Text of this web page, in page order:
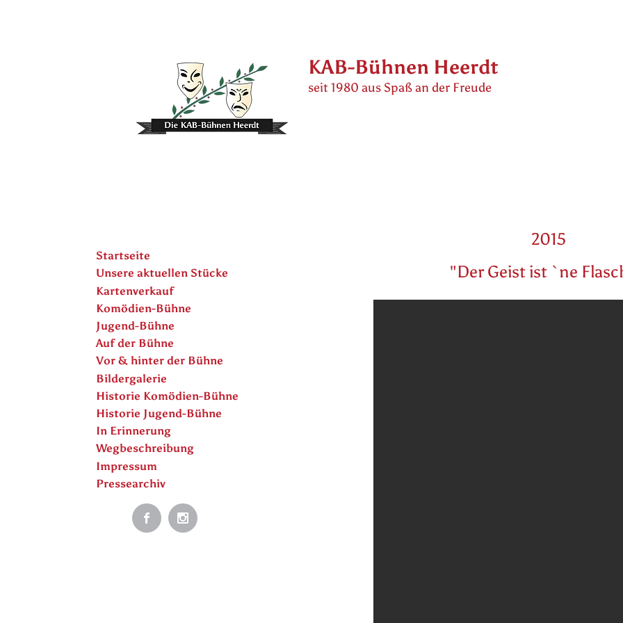
KAB-Bühnen Heerdt
seit 1980 aus Spaß an der Freude
Startseite
Unsere aktuellen Stücke
Kartenverkauf
Komödien-Bühne
Jugend-Bühne
Auf der Bühne
Vor & hinter der Bühne
Bildergalerie
Historie Komödien-Bühne
Historie Jugend-Bühne
In Erinnerung
Wegbeschreibung
Impressum
Pressearchiv
2015
"Der Geist ist `ne